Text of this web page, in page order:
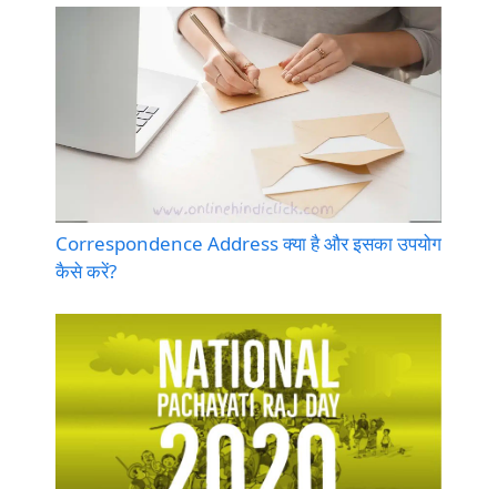
Correspondence Address क्या है और इसका उपयोग
कैसे करें?